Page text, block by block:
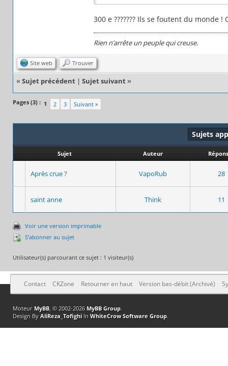
300 e ??????? Ils se foutent du monde !
Rien n’arrête un peuple qui creuse.
Site web Trouver
« Sujet précédent | Sujet suivant »
Pages (3) : 1 2 3 Suivant »
Sujets
Sujet Auteur
Après crue ? VapoRub 28
saint anne Think 11
Voir une version imprimable
S’abonner au sujet
Utilisateur(s) parcourant ce sujet : 1 visiteur(s)
Contact CKZone Retourner en haut Version bas-débit (Archivé)
Moteur MyBB, © 2002-2026 MyBB Group.
Design By AliReza_TofighiIn WhiteCrow Software Group.